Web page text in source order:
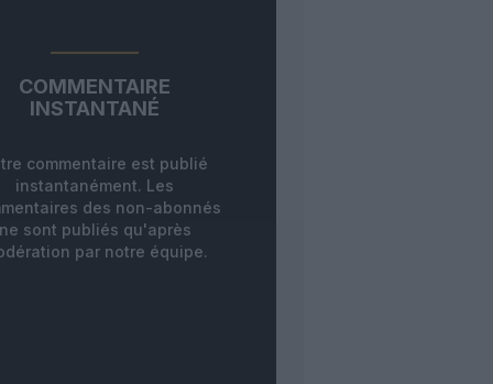
COMMENTAIRE
INSTANTANÉ
commentaire est publié
instantanément. Les
des non-abonnés
ne sont publiés qu'après
par notre équipe.